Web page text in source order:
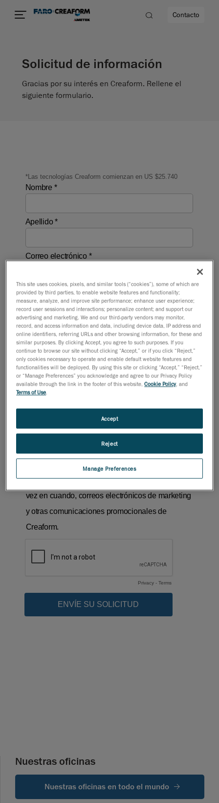
Contacto
Solicitud de información
Gracias por su interés en Creaform. Rellene el
siguiente formulario.
Nuestras oficinas
Nuestras oficinas en todo el mundo
This site uses cookies, pixels, and similar tools (“cookies”), some of which are
provided by third parties, to enable website features and functionality;
measure, analyze, and improve site performance; enhance user experience;
record user sessions and interactions; personalize content; and support our
advertising and marketing. We and our third-party vendors may monitor,
record, and access information and data, including device data, IP address and
online identifiers, referring URLs and other browsing information, for these and
similar purposes. By clicking Accept, you agree to such purposes. If you
continue to browse our site without clicking “Accept,” or if you click “Reject,”
only cookies necessary to operate and enable default website features and
functionalities will be deployed. By using this site or clicking “Accept,” “Reject,”
or “Manage Preferences” you acknowledge and agree to our Privacy Policy
available through the link in the footer of this website,Cookie Policy, and
Terms of Use
Manage Preferences
Reject
Accept